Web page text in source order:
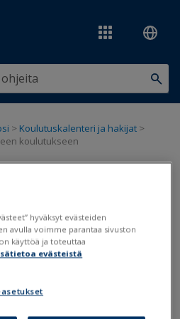
> Koulutuskalenteri ja hakijat >
koulutukseen
hyväksyt evästeiden
avulla voimme parantaa sivuston
käyttöä ja toteuttaa
evästeistä